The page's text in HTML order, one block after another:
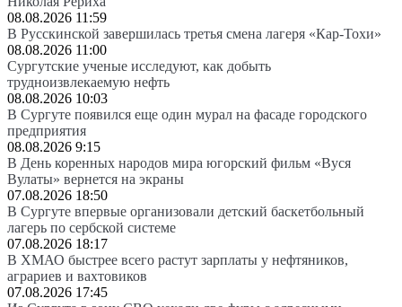
08.08.2026 11:59
В Русскинской завершилась третья смена лагеря «Кар-Тохи»
08.08.2026 11:00
Сургутские ученые исследуют, как добыть
трудноизвлекаемую нефть
08.08.2026 10:03
В Сургуте появился еще один мурал на фасаде городского
предприятия
08.08.2026 9:15
В День коренных народов мира югорский фильм «Вуся
Вулаты» вернется на экраны
07.08.2026 18:50
В Сургуте впервые организовали детский баскетбольный
лагерь по сербской системе
07.08.2026 18:17
В ХМАО быстрее всего растут зарплаты у нефтяников,
аграриев и вахтовиков
07.08.2026 17:45